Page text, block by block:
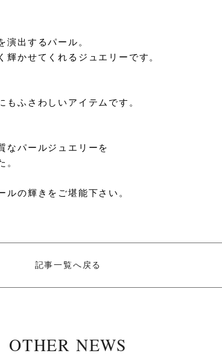
出するパール。
かせてくれるジュエリーです。
ふさわしいアイテムです。
なパールジュエリーを
の輝きをご堪能下さい。
記事一覧へ戻る
OTHER NEWS